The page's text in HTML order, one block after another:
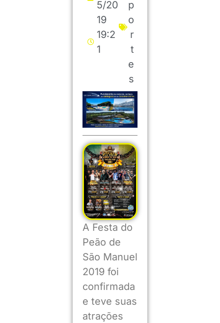
5/20
19
19:2
1
p
o
r
t
e
s
A Festa do
Peão de
São Manuel
2019 foi
confirmada
e teve suas
atrações